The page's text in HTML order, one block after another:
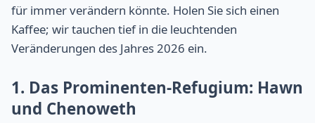
für immer verändern könnte. Holen Sie sich einen
Kaffee; wir tauchen tief in die leuchtenden
Veränderungen des Jahres 2026 ein.
1. Das Prominenten-Refugium: Hawn
und Chenoweth